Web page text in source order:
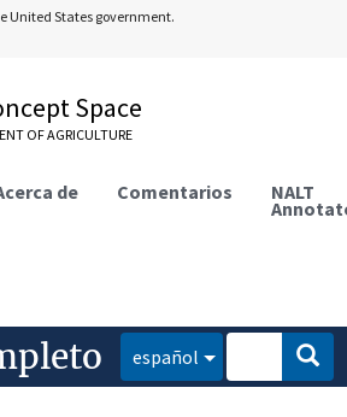
United States government.
Space
OF AGRICULTURE
de Comentarios NALT
español